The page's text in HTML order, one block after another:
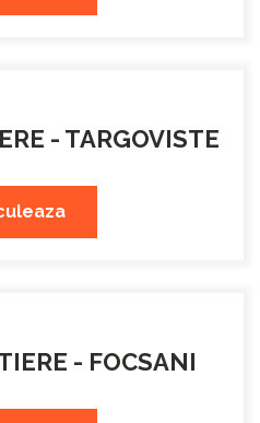
- TARGOVISTE
- FOCSANI